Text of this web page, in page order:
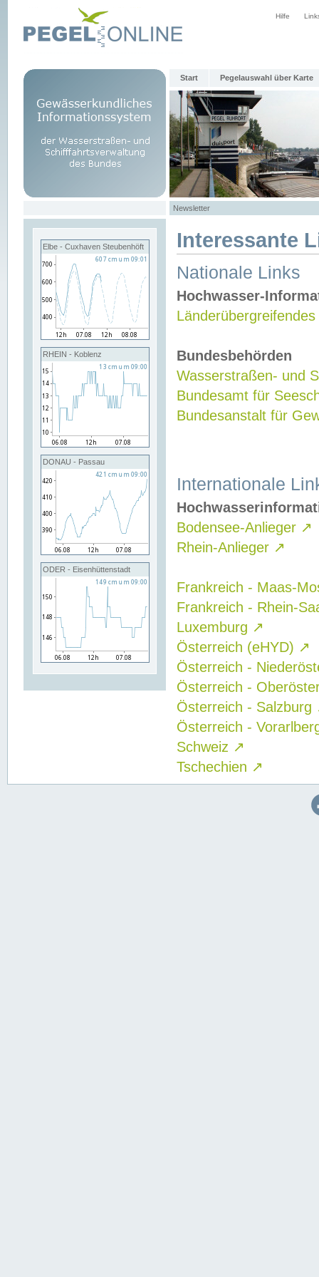
Hilfe
Start Pegelauswahl über Karte
Newsletter
Elbe - Cuxhaven Steubenhöft
RHEIN - Koblenz
DONAU - Passau
ODER - Eisenhüttenstadt
Interessante
Nationale Links
Hochwasser-
Bundesbehörden
Wasserstraßen- und
Bundesamt für
Bundesanstalt für
Internationale
Bodensee-Anlieger ↗
Rhein-Anlieger ↗
Frankreich - Maas-
Frankreich - Rhein-
Luxemburg ↗
Österreich (eHYD) ↗
Österreich -
Österreich -
Österreich - Salzburg
Österreich -
Schweiz ↗
Tschechien ↗